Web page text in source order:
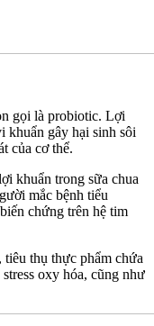
gọi là probiotic. Lợi
khuẩn gây hại sinh sôi
của cơ thể.
khuẩn trong sữa chua
mắc bệnh tiểu
chứng trên hệ tim
thụ thực phẩm chứa
oxy hóa, cũng như